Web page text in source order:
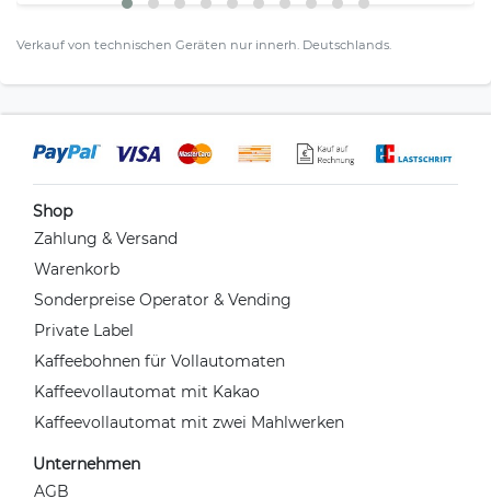
Verkauf von technischen Geräten nur innerh. Deutschlands.
Shop
Zahlung & Versand
Warenkorb
Sonderpreise Operator & Vending
Private Label
Kaffeebohnen für Vollautomaten
Kaffeevollautomat mit Kakao
Kaffeevollautomat mit zwei Mahlwerken
Unternehmen
AGB